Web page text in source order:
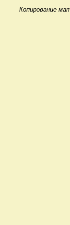
Копирование